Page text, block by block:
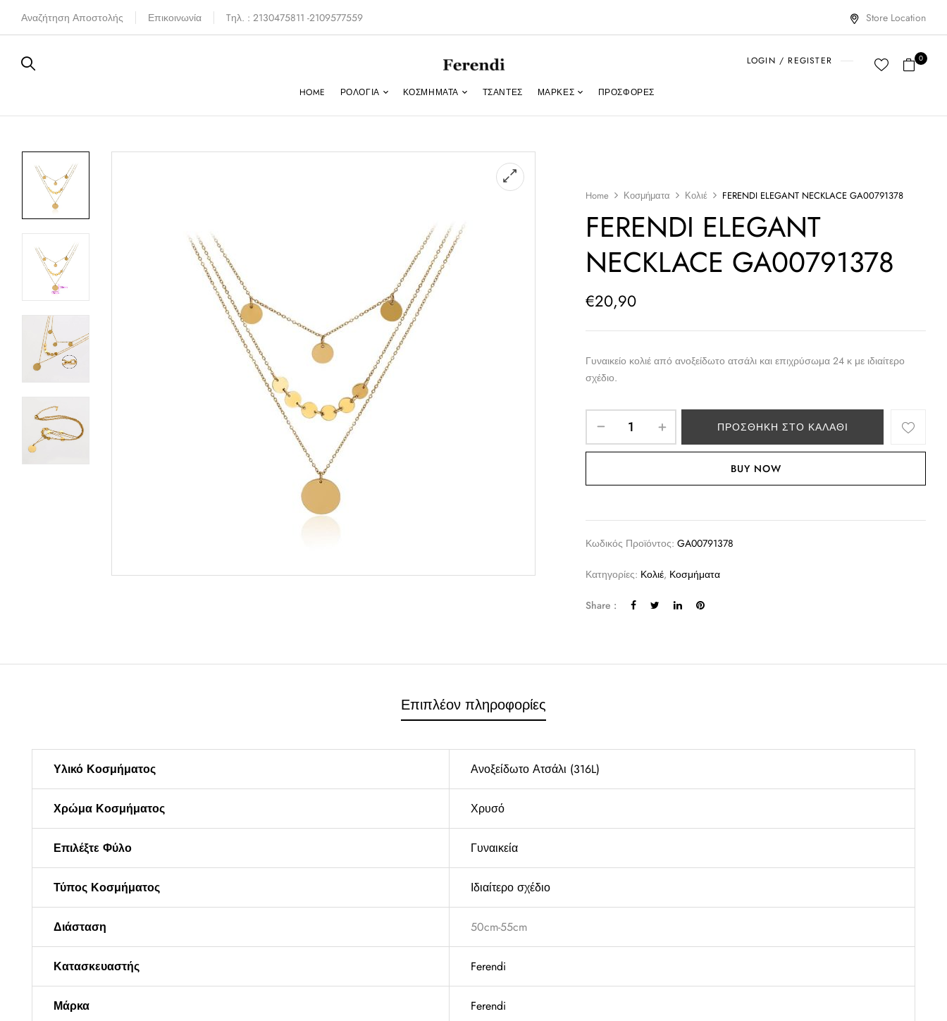
Αναζήτηση Αποστολής Επικοινωνία Tηλ. : 2130475811 -2109577559 Store Location
LOGIN / REGISTER 0
HOME ΡΟΛΌΓΙΑ ΚΟΣΜΉΜΑΤΑ ΤΣΑΝΤΕΣ ΜΑΡΚΕΣ ΠΡΟΣΦΟΡΈΣ
Home Κοσμήματα Κολιέ FERENDI ELEGANT NECKLACE GA00791378
FERENDI ELEGANT
NECKLACE GA00791378
€20,90
Γυναικείο κολιέ από ανοξείδωτο ατσάλι και επιχρύσωμα 24 κ με ιδιαίτερο
σχέδιο.
ΠΡΟΣΘΉΚΗ ΣΤΟ ΚΑΛΆΘΙ
BUY NOW
Κωδικός Προϊόντος:GA00791378
Κατηγορίες: Κολιέ, Κοσμήματα
Share :
Επιπλέον πληροφορίες
Υλικό Κοσμήματος Ανοξείδωτο Ατσάλι (316L)
Χρώμα Κοσμήματος Χρυσό
Επιλέξτε Φύλο Γυναικεία
Τύπος Κοσμήματος Ιδιαίτερο σχέδιο
Διάσταση 50cm-55cm
Κατασκευαστής Ferendi
Μάρκα Ferendi